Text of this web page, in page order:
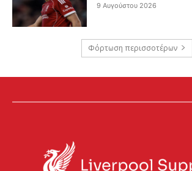
9 Αυγούστου 2026
Φόρτωση περισσοτέρων